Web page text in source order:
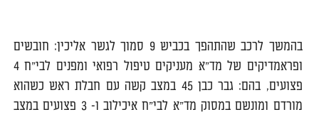
בהמשך לרכב שהתהפך בכביש 9 סמוך לגשר אליכין: חובשים
ופראמדיקים של מד"א מעניקים טיפול רפואי ומפנים לבי"ח 4
פצועים, בהם: גבר כבן 45 במצב קשה עם חבלת ראש כשהוא
מורדם ומונשם במסוק מד"א לבי"ח איכילוב ו- 3 פצועים במצב